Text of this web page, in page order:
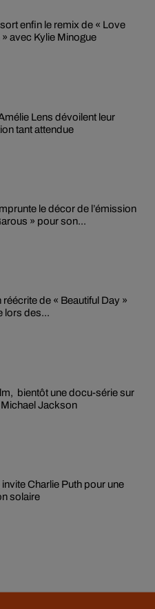
enfin le remix de « Love
avec Kylie Minogue
Lens dévoilent leur
tant attendue
le décor de l’émission
» pour son...
réécrite de « Beautiful Day »
lors des...
bientôt une docu-série sur
Michael Jackson
Charlie Puth pour une
solaire